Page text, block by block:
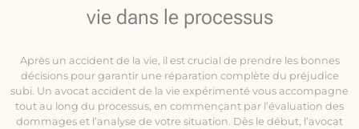
vie dans le processus
Après un accident de la vie, il est crucial de prendre les bonnes
décisions pour garantir une réparation complète du préjudice
subi. Un avocat accident de la vie expérimenté vous accompagne
tout au long du processus, en commençant par l’évaluation des
dommages et l’analyse de votre situation. Dès le début, l’avocat